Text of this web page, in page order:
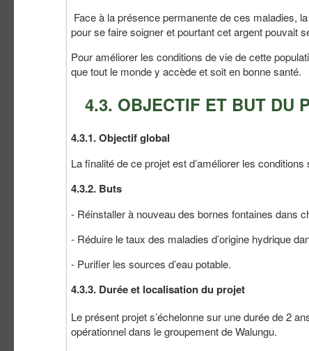
Face à la présence permanente de ces maladies,
pour se faire soigner et pourtant cet argent pouvait
Pour améliorer les conditions de vie de cette
que tout le monde y accède et soit en bonne santé.
4.3. OBJECTIF ET BUT DU
4.3.1. Objectif global
La finalité de ce projet est d’améliorer les
4.3.2. Buts
- Réinstaller à nouveau des bornes fontaines dans
- Réduire le taux des maladies d’origine hydrique
- Purifier les sources d’eau potable.
4.3.3. Durée et localisation du projet
Le présent projet s’échelonne sur une durée de 2
opérationnel dans le groupement de Walungu.